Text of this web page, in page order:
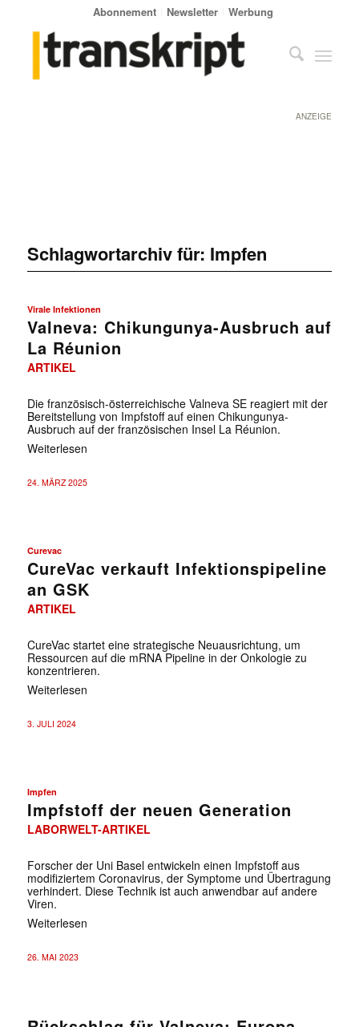
Abonnement Newsletter Werbung
ANZEIGE
Schlagwortarchiv für: Impfen
Virale Infektionen
Valneva: Chikungunya-Ausbruch auf
La Réunion
ARTIKEL
Die französisch-österreichische Valneva SE reagiert mit der
Bereitstellung von Impfstoff auf einen Chikungunya-
Ausbruch auf der französischen Insel La Réunion.
Weiterlesen
24. MÄRZ 2025
Curevac
CureVac verkauft Infektionspipeline
an GSK
ARTIKEL
CureVac startet eine strategische Neuausrichtung, um
Ressourcen auf die mRNA Pipeline in der Onkologie zu
konzentrieren.
Weiterlesen
3. JULI 2024
Impfen
Impfstoff der neuen Generation
LABORWELT-ARTIKEL
Forscher der Uni Basel entwickeln einen Impfstoff aus
modifiziertem Coronavirus, der Symptome und Übertragung
verhindert. Diese Technik ist auch anwendbar auf andere
Viren.
Weiterlesen
26. MAI 2023